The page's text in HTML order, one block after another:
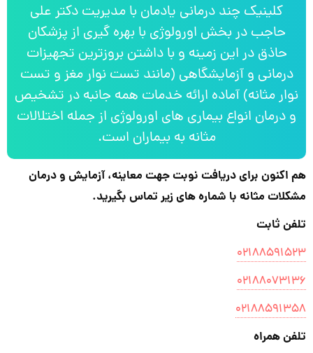
کلینیک چند درمانی یادمان با مدیریت دکتر علی
حاجب در بخش اورولوژی با بهره گیری از پزشکان
حاذق در این زمینه و با داشتن بروزترین تجهیزات
درمانی و آزمایشگاهی (مانند تست نوار مغز و تست
نوار مثانه) آماده ارائه خدمات همه جانبه در تشخیص
و درمان انواع بیماری های اورولوژی از جمله اختلالات
مثانه به بیماران است.
هم اکنون برای دریافت نوبت جهت معاینه، آزمایش و درمان
مشکلات مثانه با شماره های زیر تماس بگیرید.
تلفن ثابت
۰۲۱۸۸۵۹۱۵۲۳
۰۲۱۸۸۰۷۳۱۳۶
۰۲۱۸۸۵۹۱۳۵۸
تلفن همراه